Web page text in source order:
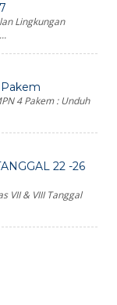
Lingkungan
4 Pakem : Unduh
22 -26
VII & VIII Tanggal